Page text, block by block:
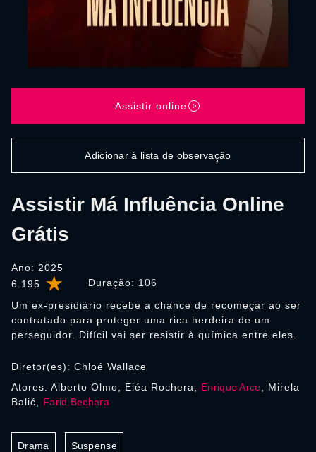
6.195 Duração: 106
Assistir Má Influência Online
Grátis
Ano: 2025
Um ex-presidiário recebe a chance de recomeçar ao ser
contratado para proteger uma rica herdeira de um
perseguidor. Difícil vai ser resistir à química entre eles.
Assistir online
Adicionar à lista de observação
Diretor(es): Chloé Wallace
Atores: Alberto Olmo, Eléa Rochera, Enrique Arce , Mirela
Balić, Farid Bechara
Drama Suspense